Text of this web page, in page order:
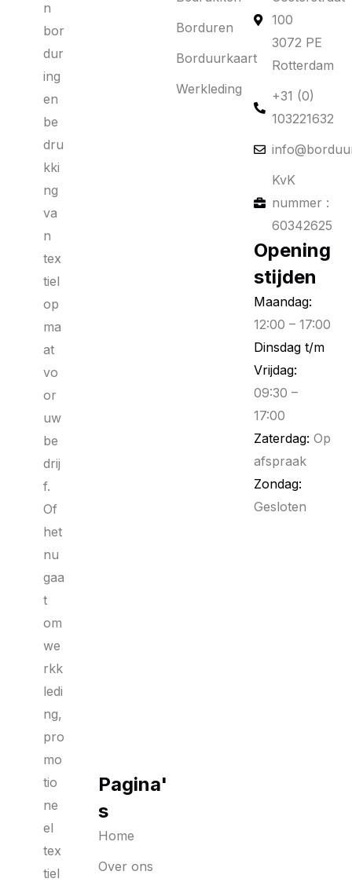
n
bor
dur
ing
en
be
dru
kki
ng
va
n
tex
tiel
op
ma
at
vo
or
uw
be
drij
f.
Of
het
nu
gaa
t
om
we
rkk
ledi
ng,
pro
mo
tio
ne
el
tex
tiel
Pagina'
s
Home
Over ons
Borduren
Borduurkaart
Werkleding
100
3072 PE
Rotterdam
+31 (0)
103221632
KvK
nummer :
60342625
Opening
stijden
Maandag:
12:00 – 17:00
Dinsdag t/m
Vrijdag:
09:30 –
17:00
Zaterdag: Op
afspraak
Zondag:
Gesloten